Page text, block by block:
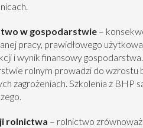
w gospodarstwie –
pracy, prawidłowego
i wynik finansowy
rolnym prowadzi do
zagrożeniach. Szkolenia z
rolnictwa – rolnictwo